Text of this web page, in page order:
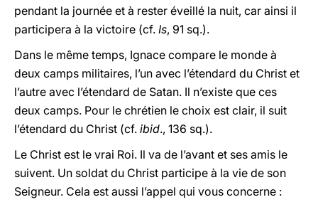
pendant la journée et à rester éveillé la nuit, car ainsi il
participera à la victoire (cf. Is, 91 sq.).
Dans le même temps, Ignace compare le monde à
deux camps militaires, l’un avec l’étendard du Christ et
l’autre avec l’étendard de Satan. Il n’existe que ces
deux camps. Pour le chrétien le choix est clair, il suit
l’étendard du Christ (cf. ibid., 136 sq.).
Le Christ est le vrai Roi. Il va de l’avant et ses amis le
suivent. Un soldat du Christ participe à la vie de son
Seigneur. Cela est aussi l’appel qui vous concerne :